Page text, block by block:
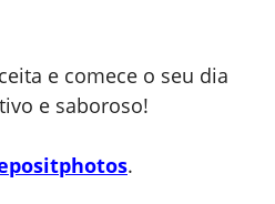
e comece o seu dia
e saboroso!
.